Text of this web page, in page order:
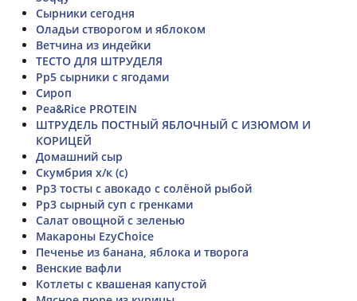
Сырники сегодня
Оладьи створогом и яблоком
Ветчина из индейки
ТЕСТО ДЛЯ ШТРУДЕЛЯ
Рр5 сырники с ягодами
Сироп
Pea&Rice PROTEIN
ШТРУДЕЛЬ ПОСТНЫЙ ЯБЛОЧНЫЙ С ИЗЮМОМ И
КОРИЦЕЙ
Домашний сыр
Скумбрия х/к (с)
Рр3 тосты с авокадо с солёной рыбой
Рр3 сырный суп с гренками
Салат овощной с зеленью
Макароны EzyChoice
Печенье из банана, яблока и творога
Венские вафли
Котлеты с квашеная капустой